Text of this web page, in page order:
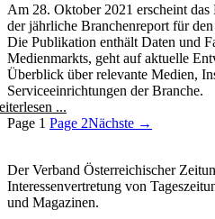
Am 28. Oktober 2021 erscheint
der jährliche Branchenreport für
Die Publikation enthält Daten und
Medienmarkts, geht auf aktuelle
Überblick über relevante Medien,
Serviceeinrichtungen der Branche.
...
Page 1 Page 2Nächste →
Der Verband Österreichischer
Interessenvertretung von
und Magazinen.